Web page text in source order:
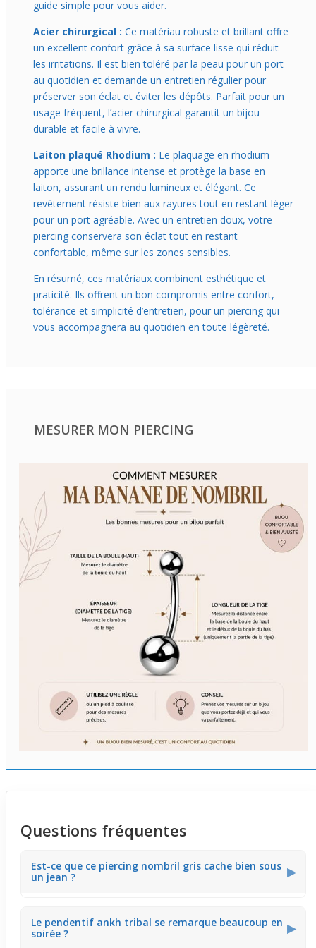
guide simple pour vous aider.
Acier chirurgical : Ce matériau robuste et brillant offre
un excellent confort grâce à sa surface lisse qui réduit
les irritations. Il est bien toléré par la peau pour un port
au quotidien et demande un entretien régulier pour
préserver son éclat et éviter les dépôts. Parfait pour un
usage fréquent, l’acier chirurgical garantit un bijou
durable et facile à vivre.
Laiton plaqué Rhodium : Le plaquage en rhodium
apporte une brillance intense et protège la base en
laiton, assurant un rendu lumineux et élégant. Ce
revêtement résiste bien aux rayures tout en restant léger
pour un port agréable. Avec un entretien doux, votre
piercing conservera son éclat tout en restant
confortable, même sur les zones sensibles.
En résumé, ces matériaux combinent esthétique et
praticité. Ils offrent un bon compromis entre confort,
tolérance et simplicité d’entretien, pour un piercing qui
vous accompagnera au quotidien en toute légèreté.
MESURER MON PIERCING
Questions fréquentes
Est-ce que ce piercing nombril gris cache bien sous
un jean ?
▶
chirurgical qui reste discrète sous des vêtements comme
un jean. Il permet de porter des tenues ajustées sans
Le pendentif ankh tribal se remarque beaucoup en
soirée ?
▶